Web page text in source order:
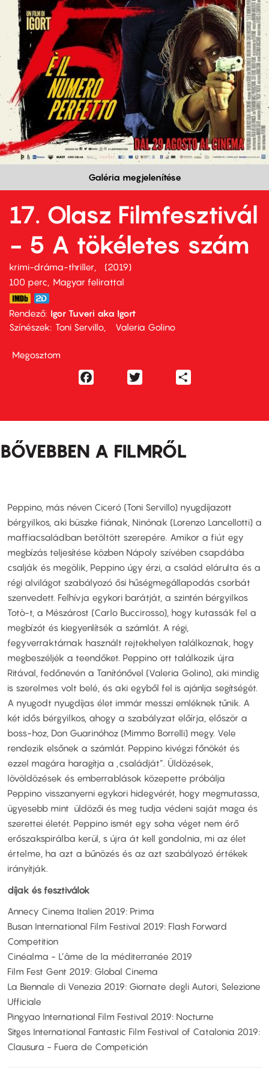
Galéria megjelenítése
17. Olasz Filmfesztivál
- 5 A tökéletes szám
krimi-dráma-thriller
2019
100 perc,
Magyar felirattal
Rendező Igor Tuveri aka Igort
Színészek
Toni Servillo Valeria Golino
Megosztom
Facebook
BŐVEBBEN A FILMRŐL
Peppino, más néven Ciceró (Toni Servillo) nyugdíjazott
bérgyilkos, aki büszke fiának, Ninónak (Lorenzo Lancellotti) a
maffiacsaládban betöltött szerepére. Amikor a fiút egy
megbízás teljesítése közben Nápoly szívében csapdába
csalják és megölik, Peppino úgy érzi, a család elárulta és a
régi alvilágot szabályozó ősi hűségmegállapodás csorbát
szenvedett. Felhívja egykori barátját, a szintén bérgyilkos
Totò-t, a Mészárost (Carlo Buccirosso), hogy kutassák fel a
megbízót és kiegyenlítsék a számlát. A régi,
fegyverraktárnak használt rejtekhelyen találkoznak, hogy
megbeszéljék a teendőket. Peppino ott találkozik újra
Ritával, fedőnevén a Tanítónővel (Valeria Golino), aki mindig
is szerelmes volt belé, és aki egyből fel is ajánlja segítségét.
A nyugodt nyugdíjas élet immár messzi emléknek tűnik. A
két idős bérgyilkos, ahogy a szabályzat előírja, először a
boss-hoz, Don Guarinóhoz (Mimmo Borrelli) megy. Vele
rendezik elsőnek a számlát. Peppino kivégzi főnökét és
ezzel magára haragítja a „családját”. Üldözések,
lövöldözések és emberrablások közepette próbálja
Peppino visszanyerni egykori hidegvérét, hogy megmutassa,
ügyesebb mint üldözői és meg tudja védeni saját maga és
szerettei életét. Peppino ismét egy soha véget nem érő
erőszakspirálba kerül, s újra át kell gondolnia, mi az élet
értelme, ha azt a bűnözés és az azt szabályozó értékek
irányítják.
díjak és fesztiválok
Annecy Cinema Italien 2019: Prima
Busan International Film Festival 2019: Flash Forward
Competition
Cinéalma - L’âme de la méditerranée 2019
Film Fest Gent 2019: Global Cinema
La Biennale di Venezia 2019: Giornate degli Autori, Selezione
Ufficiale
Pingyao International Film Festival 2019: Nocturne
Sitges International Fantastic Film Festival of Catalonia 2019:
Clausura - Fuera de Competición